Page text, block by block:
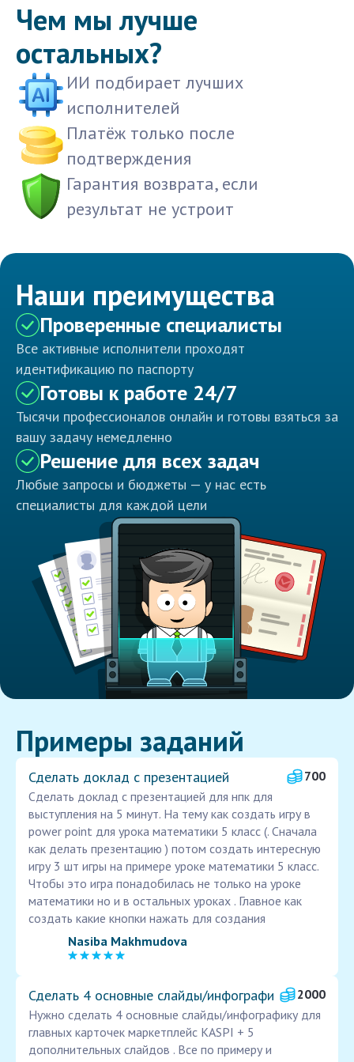
Чем мы лучше
остальных?
ИИ подбирает лучших
исполнителей
Платёж только после
подтверждения
Гарантия возврата, если
результат не устроит
Наши преимущества
Проверенные специалисты
Все активные исполнители проходят
идентификацию по паспорту
Готовы к работе 24/7
Тысячи профессионалов онлайн и готовы взяться за
вашу задачу немедленно
Решение для всех задач
Любые запросы и бюджеты — у нас есть
специалисты для каждой цели
Примеры заданий
Сделать доклад с презентацией
700
Сделать доклад с презентацией для нпк для
выступления на 5 минут. На тему как создать игру в
power point для урока математики 5 класс (. Сначала
как делать презентацию ) потом создать интересную
игру 3 шт игры на примере уроке математики 5 класс.
Чтобы это игра понадобилась не только на уроке
математики но и в остальных уроках . Главное как
создать какие кнопки нажать для создания
Nasiba Makhmudova
Сделать 4 основные слайды/инфографи
2000
Нужно сделать 4 основные слайды/инфографику для
главных карточек маркетплейс KASPI + 5
дополнительных слайдов . Все по примеру и